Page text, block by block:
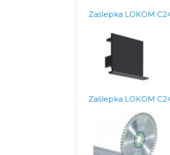
Zaślepka LOKOM
Zaślepka LOKOM